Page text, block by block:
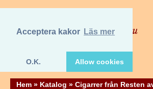
Acceptera kakor Läs mer
O.K. Allow cookies
Hem » Katalog » Cigarrer från Resten